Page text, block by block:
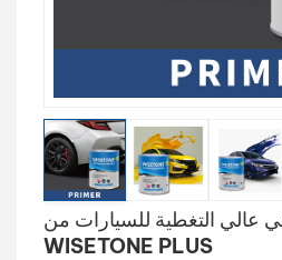
한
中 عالي التغطية للسيارات من
WISETONE PLUS